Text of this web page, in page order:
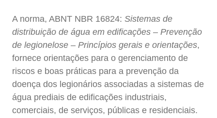
A norma, ABNT NBR 16824: Sistemas de
distribuição de água em edificações – Prevenção
de legionelose – Princípios gerais e orientações,
fornece orientações para o gerenciamento de
riscos e boas práticas para a prevenção da
doença dos legionários associadas a sistemas de
água prediais de edificações industriais,
comerciais, de serviços, públicas e residenciais.